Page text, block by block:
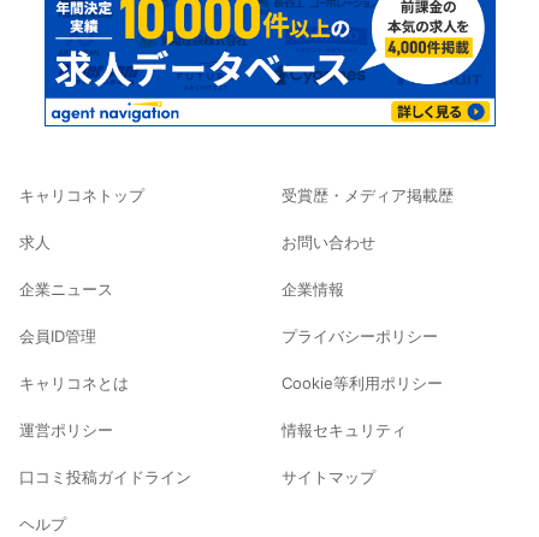
キャリコネトップ
求人
企業ニュース
会員ID管理
キャリコネとは
運営ポリシー
口コミ投稿ガイドライン
ヘルプ
受賞歴・メディア掲載歴
お問い合わせ
企業情報
プライバシーポリシー
Cookie等利用ポリシー
情報セキュリティ
サイトマップ